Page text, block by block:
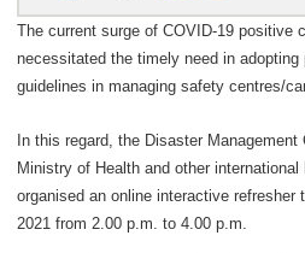
The current surge of COVID-19 positive
necessitated the timely need in
guidelines in managing safety centres/
In this regard, the Disaster
Ministry of Health and other
organised an online interactive refresher
2021 from 2.00 p.m. to 4.00 p.m.